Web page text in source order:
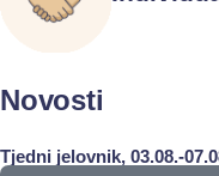
Novosti
Tjedni jelovnik, 03.08.-